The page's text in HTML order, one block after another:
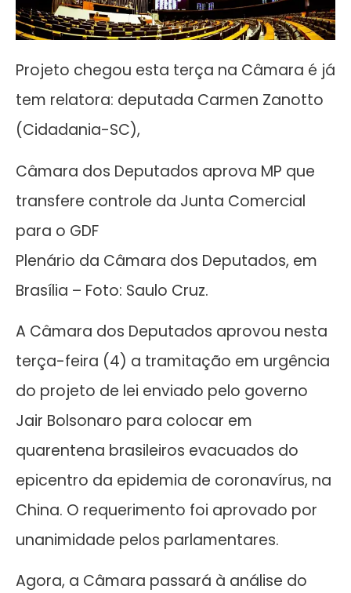
Projeto chegou esta terça na Câmara é já
tem relatora: deputada Carmen Zanotto
(Cidadania-SC),
Câmara dos Deputados aprova MP que
transfere controle da Junta Comercial
para o GDF
Plenário da Câmara dos Deputados, em
Brasília – Foto: Saulo Cruz.
A Câmara dos Deputados aprovou nesta
terça-feira (4) a tramitação em urgência
do projeto de lei enviado pelo governo
Jair Bolsonaro para colocar em
quarentena brasileiros evacuados do
epicentro da epidemia de coronavírus, na
China. O requerimento foi aprovado por
unanimidade pelos parlamentares.
Agora, a Câmara passará à análise do